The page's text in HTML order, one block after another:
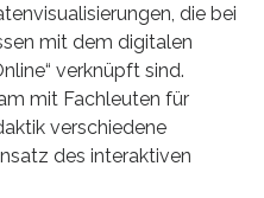
die bei
mit dem digitalen
verknüpft sind.
mit Fachleuten für
verschiedene
des interaktiven